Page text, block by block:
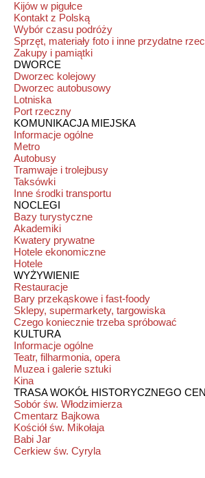
Kijów w pigułce
Kontakt z Polską
Wybór czasu podróży
Sprzęt, materiały foto i inne przydatne
Zakupy i pamiątki
DWORCE
Dworzec kolejowy
Dworzec autobusowy
Lotniska
Port rzeczny
KOMUNIKACJA MIEJSKA
Informacje ogólne
Metro
Autobusy
Tramwaje i trolejbusy
Taksówki
Inne środki transportu
NOCLEGI
Bazy turystyczne
Akademiki
Kwatery prywatne
Hotele ekonomiczne
Hotele
WYŻYWIENIE
Restauracje
Bary przekąskowe i fast-foody
Sklepy, supermarkety, targowiska
Czego koniecznie trzeba spróbować
KULTURA
Informacje ogólne
Teatr, filharmonia, opera
Muzea i galerie sztuki
Kina
TRASA WOKÓŁ HISTORYCZNEGO
Sobór św. Włodzimierza
Cmentarz Bajkowa
Kościół św. Mikołaja
Babi Jar
Cerkiew św. Cyryla